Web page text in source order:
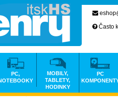
Často
PC,
MOBILY,
TABLETY,
HODINKY
PC